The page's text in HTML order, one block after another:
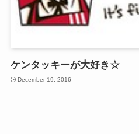
ケンタッキーが大好き☆
December 19, 2016